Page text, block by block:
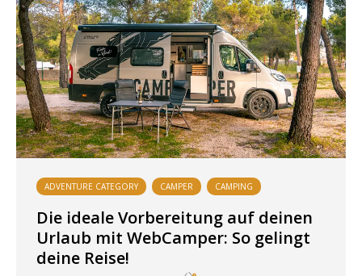
ADVENTURE CATEGORY CAMPER CAMPING
Die ideale Vorbereitung auf deinen
Urlaub mit WebCamper: So gelingt
deine Reise!